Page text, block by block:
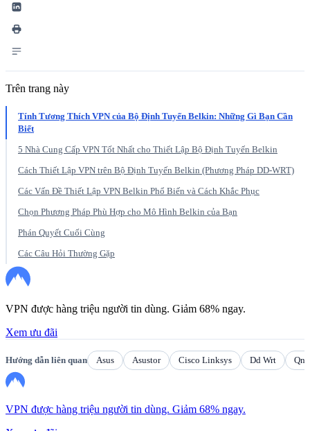
Trên trang này
Tính Tương Thích VPN của Bộ Định Tuyến Belkin: Những Gì Bạn Cần
Biết
5 Nhà Cung Cấp VPN Tốt Nhất cho Thiết Lập Bộ Định Tuyến Belkin
Cách Thiết Lập VPN trên Bộ Định Tuyến Belkin (Phương Pháp DD-WRT)
Các Vấn Đề Thiết Lập VPN Belkin Phổ Biến và Cách Khắc Phục
Chọn Phương Pháp Phù Hợp cho Mô Hình Belkin của Bạn
Phán Quyết Cuối Cùng
Các Câu Hỏi Thường Gặp
VPN được hàng triệu người tin dùng. Giảm 68% ngay.
Xem ưu đãi
Hướng dẫn liên quan Asus Asustor Cisco Linksys Dd Wrt
VPN được hàng triệu người tin dùng. Giảm 68% ngay.